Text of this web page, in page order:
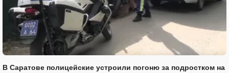
В Саратове полицейские устроили погоню за подростком на